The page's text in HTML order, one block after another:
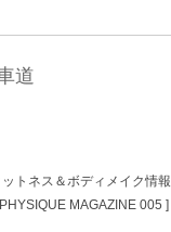
道
ットネス＆ボディメイク情
MAGAZINE 005 ]